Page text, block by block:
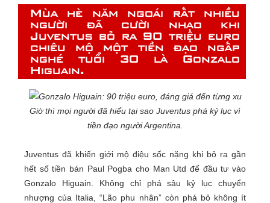
Mùa hè năm ngoái rất nhiều
người đã cười nhạo khi
Juventus bỏ ra 90 triệu euro
chiêu mộ một tiền đạo ngấp
nghé tuổi 30 là Gonzalo
Higuain.
Giờ thì mọi người đã hiểu tại sao Juventus phá kỷ lục vì
tiền đạo người Argentina.
Juventus đã khiến giới mộ điệu sốc nặng khi bỏ ra gần
hết số tiền bán Paul Pogba cho Man Utd để đầu tư vào
Gonzalo Higuain. Không chỉ phá sâu kỷ lục chuyển
nhượng của Italia, “Lão phu nhân” còn phá bỏ không ít